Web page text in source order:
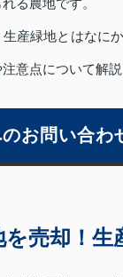
る農地です。
生産緑地とはなに
意点について解説
お問い合わ
を売却！生